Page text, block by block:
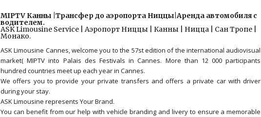
MIPTV Канны |Трансфер до аэропорта Ниццы|Аренда автомобиля с
водителем.
ASK Limousine Service | Аэропорт Ниццы | Канны | Ницца | Сан Тропе |
Монако.
ASK Limousine Cannes, welcome you to the 57st edition of the international audiovisual
market( MIPTV into Palais des Festivals in Cannes. More than 12 000 participants
hundred countries meet up each year in Cannes.
We offers you to provide your private transfers and offers a private car with driver
during your stay.
ASK Limousine represents Your Brand.
You can benefit from our help with vehicle branding and livery to ensure a memorable